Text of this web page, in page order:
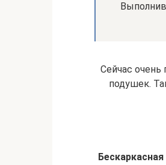
Сейчас
подушек.